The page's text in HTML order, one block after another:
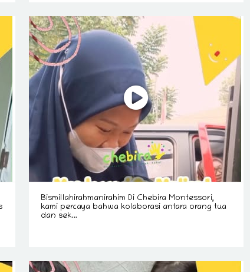
Bismillahirahmanirahim Di Chebira Montessori,
kami percaya bahwa kolaborasi antara orang tua
dan sek...